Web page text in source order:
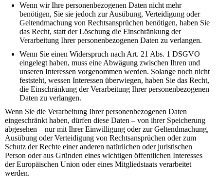
Wenn wir Ihre personenbezogenen Daten nicht mehr
benötigen, Sie sie jedoch zur Ausübung, Verteidigung oder
Geltendmachung von Rechtsansprüchen benötigen, haben Sie
das Recht, statt der Löschung die Einschränkung der
Verarbeitung Ihrer personenbezogenen Daten zu verlangen.
Wenn Sie einen Widerspruch nach Art. 21 Abs. 1 DSGVO
eingelegt haben, muss eine Abwägung zwischen Ihren und
unseren Interessen vorgenommen werden. Solange noch nicht
feststeht, wessen Interessen überwiegen, haben Sie das Recht,
die Einschränkung der Verarbeitung Ihrer personenbezogenen
Daten zu verlangen.
Wenn Sie die Verarbeitung Ihrer personenbezogenen Daten
eingeschränkt haben, dürfen diese Daten – von ihrer Speicherung
abgesehen – nur mit Ihrer Einwilligung oder zur Geltendmachung,
Ausübung oder Verteidigung von Rechtsansprüchen oder zum
Schutz der Rechte einer anderen natürlichen oder juristischen
Person oder aus Gründen eines wichtigen öffentlichen Interesses
der Europäischen Union oder eines Mitgliedstaats verarbeitet
werden.